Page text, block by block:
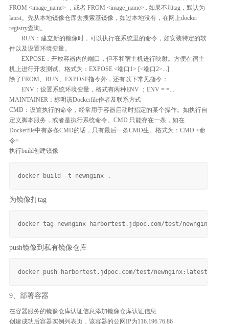
FROM <image_name> ，或者 FROM <image_name>:. 如果不加tag，默认为
latest。先从本地镜像仓库去搜索基镜像，如过本地没有，在网上docker
registry查询。
RUN：建立新的镜像时，可以执行在系统里的命令，如安装特定的软
件以及设置环境变量。
EXPOSE：开放容器内的端口，但不和宿主机进行映射。方便在宿主
机上进行开发测试。格式为：EXPOSE <端口1> [<端口2>...]
除了FROM、RUN、EXPOSE指令外，还有以下常见指令：
ENV：设置系统环境变量，格式有两种ENV ；ENV = =...
MAINTAINER：标明该Dockerfile作者及联系方式
CMD：设置执行的命令，经常用于容器启动时指定的某个操作。如执行自
定义脚本服务，或者是执行系统命令。CMD 只能存在一条，如在
Dockerfile中有多条CMD的话，只有最后一条CMD生。格式为：CMD <命
令>
执行build创建镜像
为镜像打tag
push镜像到私有镜像仓库
9、部署容器
在容器服务的镜像仓库认证信息添加镜像仓库认证信息
创建成功后容器实例列表页，该容器的公网IP为116.196.76.86